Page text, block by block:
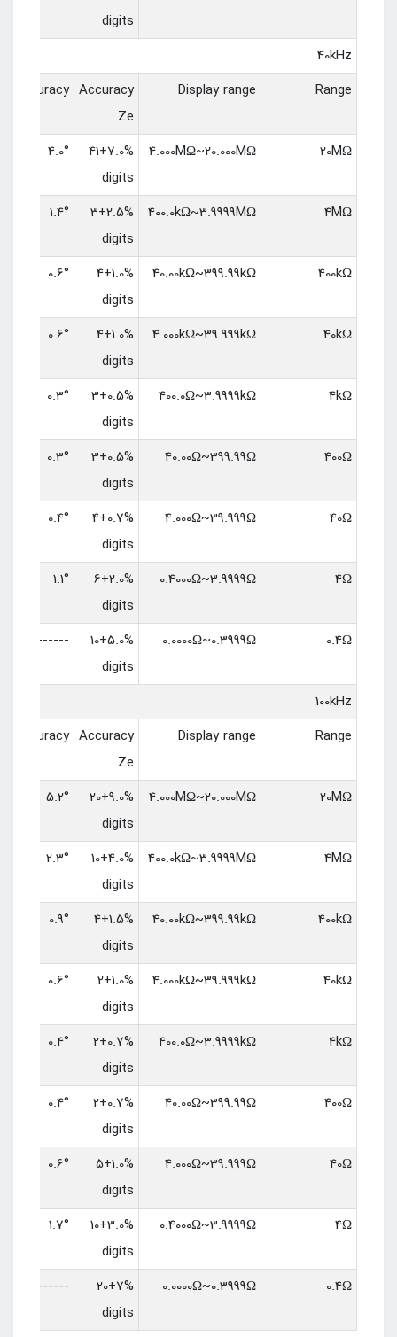
digits
40kHz
Range
Display range
Accuracy
Ze
Accuracy
20MΩ
4.000MΩ~20.000MΩ
7.0%+41
digits
4.0°
4MΩ
400.0kΩ~3.9999MΩ
2.5%+3
digits
1.4°
400kΩ
40.00kΩ~399.99kΩ
1.0%+4
digits
0.6°
40kΩ
4.000kΩ~39.999kΩ
1.0%+4
digits
0.6°
4kΩ
400.0Ω~3.9999kΩ
0.5%+3
digits
0.3°
400Ω
40.00Ω~399.99Ω
0.5%+3
digits
0.3°
40Ω
4.000Ω~39.999Ω
0.7%+4
digits
0.4°
4Ω
0.4000Ω~3.9999Ω
2.0%+6
digits
1.1°
0.4Ω
0.0000Ω~0.3999Ω
5.0%+10
digits
------
100kHz
Range
Display range
Accuracy
Ze
Accuracy
20MΩ
4.000MΩ~20.000MΩ
9.0%+20
digits
5.2°
4MΩ
400.0kΩ~3.9999MΩ
4.0%+10
digits
2.3°
400kΩ
40.00kΩ~399.99kΩ
1.5%+4
digits
0.9°
40kΩ
4.000kΩ~39.999kΩ
1.0%+2
digits
0.6°
4kΩ
400.0Ω~3.9999kΩ
0.7%+2
digits
0.4°
400Ω
40.00Ω~399.99Ω
0.7%+2
digits
0.4°
40Ω
4.000Ω~39.999Ω
1.0%+5
digits
0.6°
4Ω
0.4000Ω~3.9999Ω
3.0%+10
digits
1.7°
0.4Ω
0.0000Ω~0.3999Ω
7%+20
digits
------